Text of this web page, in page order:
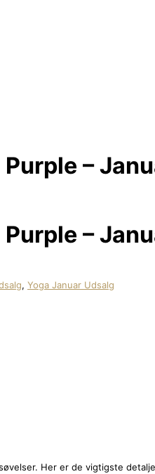
–
–
, Yoga Januar Udsalg
Her er de vigtigste